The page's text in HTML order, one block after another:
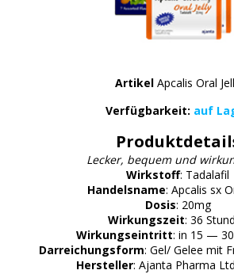
Artikel Apcalis Oral
Verfügbarkeit: auf
Lecker, bequem und
Wirkstoff: Tadalafil
Handelsname: Apcalis sx
Dosis: 20mg
Wirkungszeit: 36
Wirkungseintritt: in 15 —
Darreichungsform: Gel/ Gelee mit
Hersteller: Ajanta Pharma